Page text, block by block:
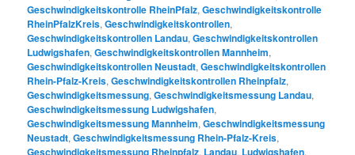
Geschwindigkeitskontrolle RheinPfalz,Geschwindigkeitskontrolle
RheinPfalzKreis,Geschwindigkeitskontrollen,
Geschwindigkeitskontrollen Landau,Geschwindigkeitskontrollen
Ludwigshafen,Geschwindigkeitskontrollen Mannheim,
Geschwindigkeitskontrollen Neustadt,Geschwindigkeitskontrollen
Rhein-Pfalz-Kreis,Geschwindigkeitskontrollen Rheinpfalz,
Geschwindigkeitsmessung,Geschwindigkeitsmessung Landau,
Geschwindigkeitsmessung Ludwigshafen,
Geschwindigkeitsmessung Mannheim,Geschwindigkeitsmessung
Neustadt,Geschwindigkeitsmessung Rhein-Pfalz-Kreis,
Geschwindigkeitsmessung Rheinpfalz, Landau, Ludwigshafen,